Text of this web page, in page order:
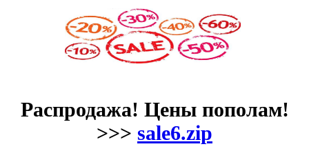
Распродажа! Цены пополам!
>>> sale6.zip